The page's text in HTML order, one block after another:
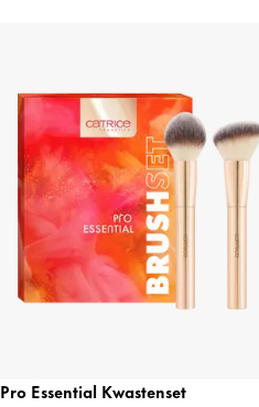
Pro Essential Kwastenset